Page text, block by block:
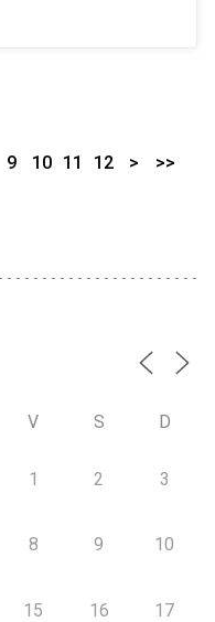
9 10 11 12 > >>
V S D
1 2 3
8 9 10
15 16 17